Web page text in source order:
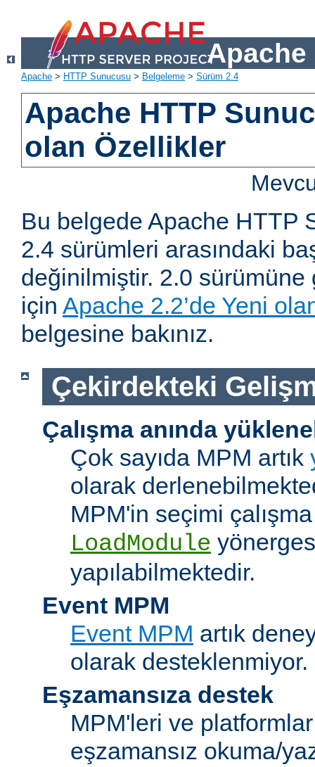
Apache
Apache > HTTP Sunucusu > Belgeleme > Sürüm 2.4
Apache HTTP
olan Özellikler
Bu belgede Apache HTTP
2.4 sürümleri arasındaki
değinilmiştir. 2.0
için Apache 2.2’de Yeni
belgesine bakınız.
Çekirdekteki
Çalışma anında
Çok sayıda MPM artık
olarak
MPM'in seçimi
LoadModule
yapılabilmektedir.
Event MPM
Event MPM artık
olarak desteklenmiyor.
Eşzamansıza destek
MPM'leri ve
eşzamansız okuma/